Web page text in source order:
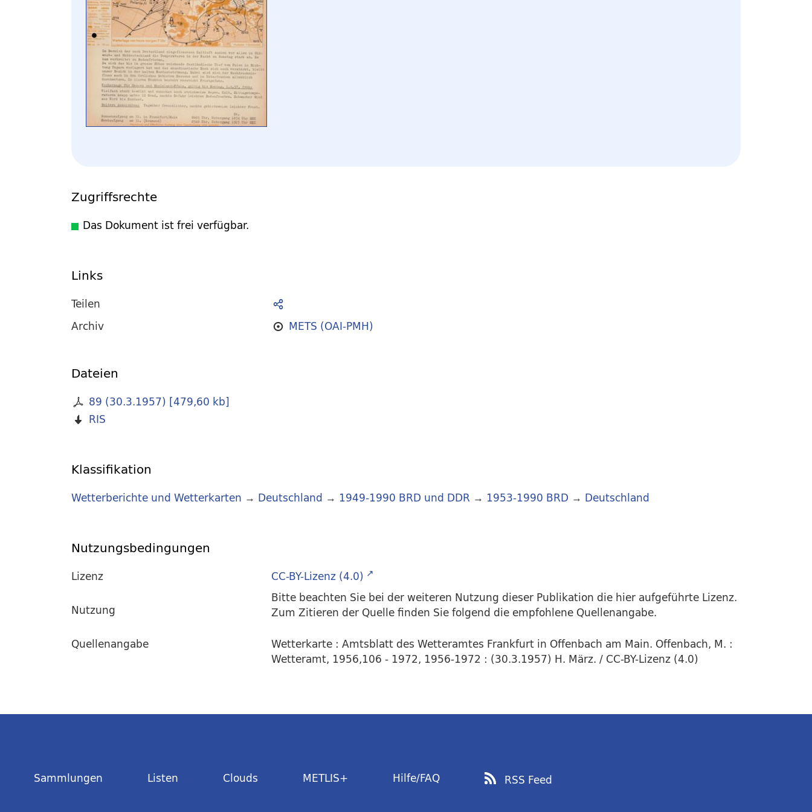
Zugriffsrechte
Das Dokument ist frei verfügbar.
Links
Teilen
Archiv
METS (OAI-PMH)
Dateien
89 (30.3.1957) [479,60 kb]
RIS
Klassifikation
Wetterberichte und Wetterkarten → Deutschland → 1949-1990 BRD und DDR → 1953-1990 BRD → Deutschland
Nutzungsbedingungen
Lizenz
CC-BY-Lizenz (4.0)
Nutzung
Bitte beachten Sie bei der weiteren Nutzung dieser Publikation die hier aufgeführte Lizenz.
Zum Zitieren der Quelle finden Sie folgend die empfohlene Quellenangabe.
Quellenangabe
Wetterkarte : Amtsblatt des Wetteramtes Frankfurt in Offenbach am Main. Offenbach, M. :
Wetteramt, 1956,106 - 1972, 1956-1972 : (30.3.1957) H. März. / CC-BY-Lizenz (4.0)
Sammlungen Listen Clouds METLIS+ Hilfe/FAQ RSS Feed